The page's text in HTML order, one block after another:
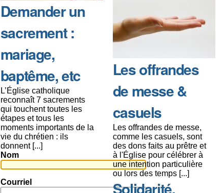
Demander un
sacrement :
mariage,
baptême, etc
L’Église catholique
reconnaît 7 sacrements
qui touchent toutes les
étapes et tous les
moments importants de la
vie du chrétien : ils
donnent [...]
Nom
Courriel
Les offrandes
de messe &
casuels
Les offrandes de messe,
comme les casuels, sont
des dons faits au prêtre et
à l'Église pour célébrer à
une intention particulière
ou lors des temps [...]
Solidarité,